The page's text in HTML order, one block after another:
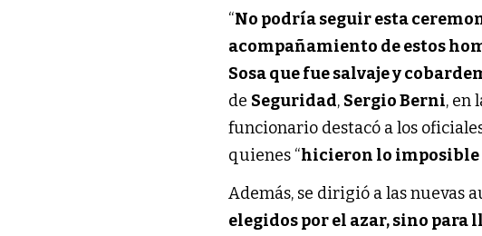
“No podría seguir esta
acompañamiento de estos
Sosa que fue salvaje y
de Seguridad, Sergio Berni, en
funcionario destacó a los
quienes “hicieron lo imposible
Además, se dirigió a las nuevas
elegidos por el azar, sino